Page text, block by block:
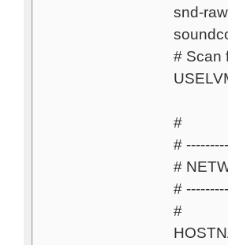
snd-
# Scan
#
#
#
#
#